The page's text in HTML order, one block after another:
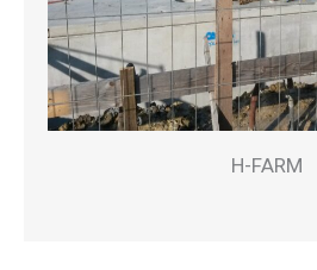
H-FARM